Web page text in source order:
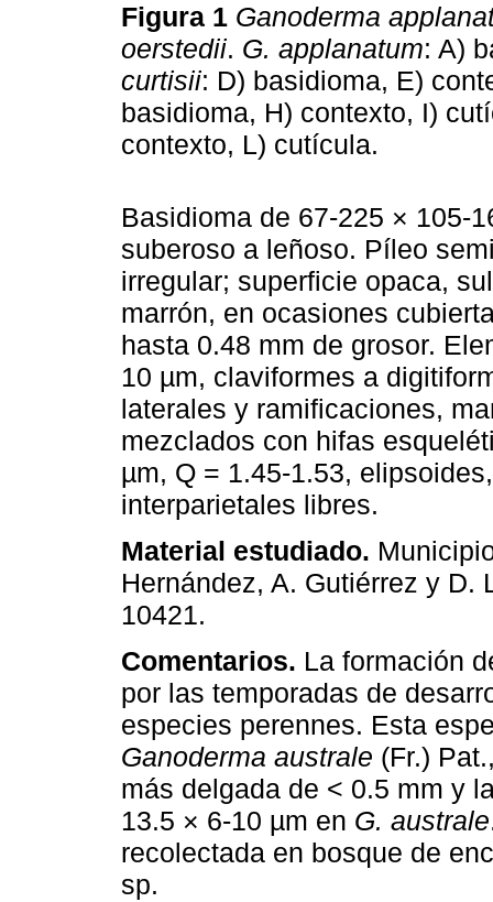
Figura 1 Ganoderma
oerstedii. G. applanatum: A)
curtisii: D) basidioma, E)
basidioma, H) contexto, I)
contexto, L) cutícula.
Basidioma de 67-225 × 105-
suberoso a leñoso. Píleo
irregular; superficie opaca,
marrón, en ocasiones
hasta 0.48 mm de grosor.
10 µm, claviformes a
laterales y ramificaciones,
mezclados con hifas
µm, Q = 1.45-1.53,
interparietales libres.
Material estudiado.
Hernández, A. Gutiérrez y D.
10421.
Comentarios. La formación
por las temporadas de
especies perennes. Esta
Ganoderma australe (Fr.)
más delgada de < 0.5 mm y
13.5 × 6-10 µm en G. australe
recolectada en bosque de
sp.